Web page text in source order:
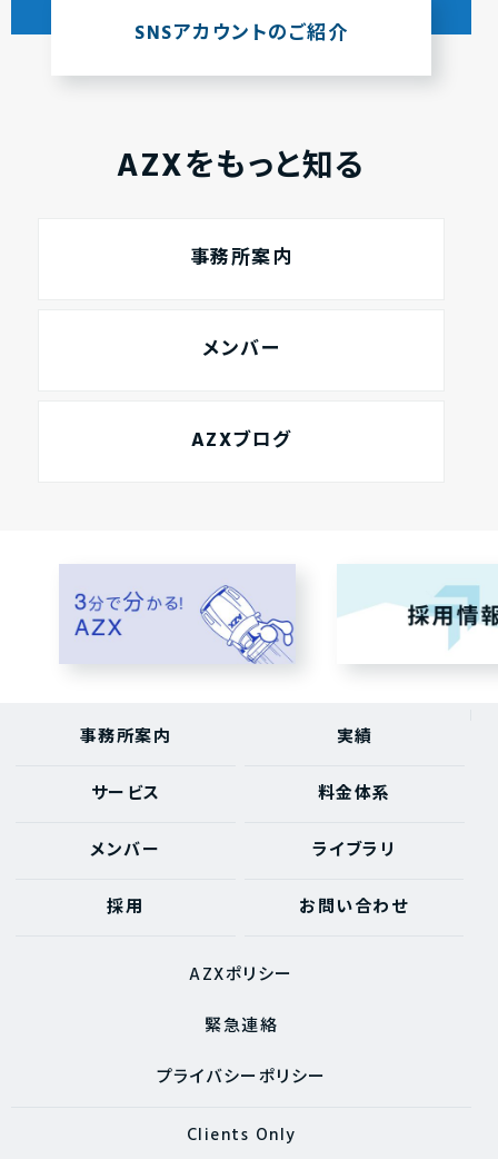
SNSアカウントのご紹介
AZXをもっと知る
事務所案内
メンバー
AZXブログ
事務所案内 実績
サービス 料金体系
メンバー ライブラリ
採用 お問い合わせ
AZXポリシー
緊急連絡
プライバシーポリシー
Clients Only